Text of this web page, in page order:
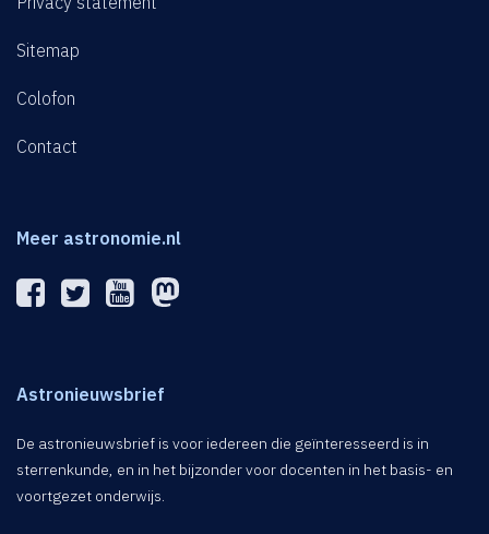
Sitemap
Colofon
Contact
Meer astronomie.nl
Astronieuwsbrief
De astronieuwsbrief is voor iedereen die geïnteresseerd is in
sterrenkunde, en in het bijzonder voor docenten in het basis- en
voortgezet onderwijs.